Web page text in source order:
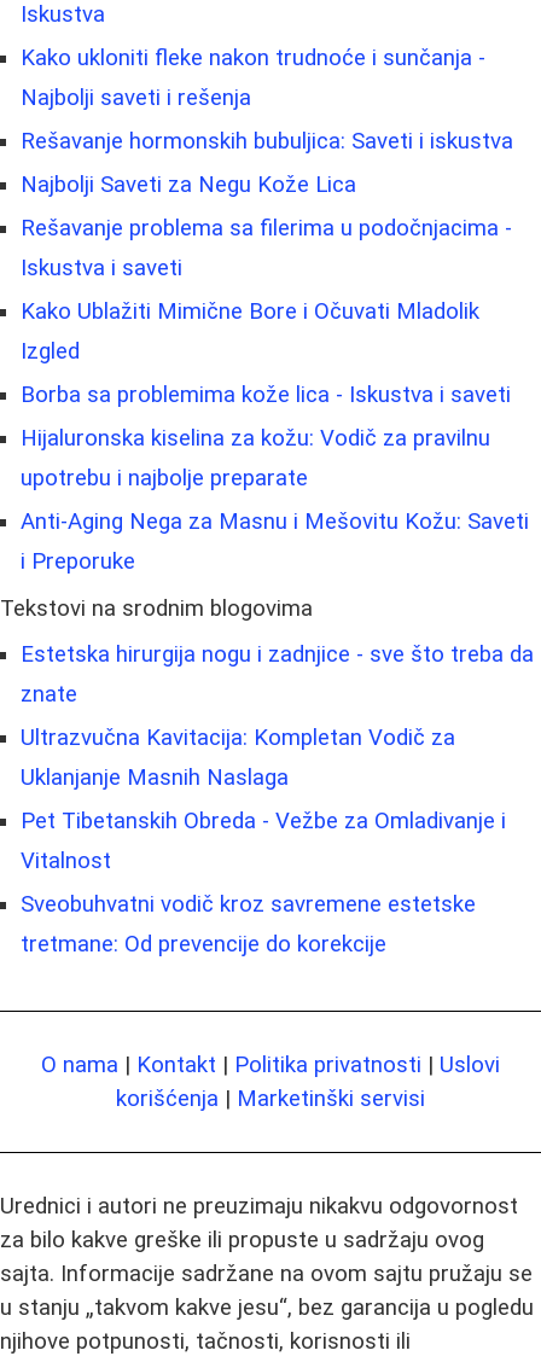
Iskustva
Kako ukloniti fleke nakon trudnoće i sunčanja -
Najbolji saveti i rešenja
Rešavanje hormonskih bubuljica: Saveti i iskustva
Najbolji Saveti za Negu Kože Lica
Rešavanje problema sa filerima u podočnjacima -
Iskustva i saveti
Kako Ublažiti Mimične Bore i Očuvati Mladolik
Izgled
Borba sa problemima kože lica - Iskustva i saveti
Hijaluronska kiselina za kožu: Vodič za pravilnu
upotrebu i najbolje preparate
Anti-Aging Nega za Masnu i Mešovitu Kožu: Saveti
i Preporuke
Tekstovi na srodnim blogovima
Estetska hirurgija nogu i zadnjice - sve što treba da
znate
Ultrazvučna Kavitacija: Kompletan Vodič za
Uklanjanje Masnih Naslaga
Pet Tibetanskih Obreda - Vežbe za Omladivanje i
Vitalnost
Sveobuhvatni vodič kroz savremene estetske
tretmane: Od prevencije do korekcije
O nama | Kontakt | Politika privatnosti | Uslovi
korišćenja | Marketinški servisi
Urednici i autori ne preuzimaju nikakvu odgovornost
za bilo kakve greške ili propuste u sadržaju ovog
sajta. Informacije sadržane na ovom sajtu pružaju se
u stanju „takvom kakve jesu“, bez garancija u pogledu
njihove potpunosti, tačnosti, korisnosti ili